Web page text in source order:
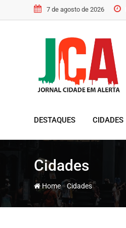
to
7 de agosto de 2026
DESTAQUES CIDADES
Cidades
Home-Cidades